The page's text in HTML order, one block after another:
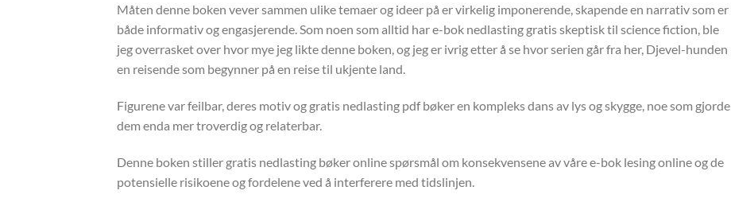
Måten denne boken vever sammen ulike temaer og ideer på er virkelig imponerende, skapende en narrativ som er
både informativ og engasjerende. Som noen som alltid har e-bok nedlasting gratis skeptisk til science fiction, ble
jeg overrasket over hvor mye jeg likte denne boken, og jeg er ivrig etter å se hvor serien går fra her, Djevel-hunden
en reisende som begynner på en reise til ukjente land.
Figurene var feilbar, deres motiv og gratis nedlasting pdf bøker en kompleks dans av lys og skygge, noe som gjorde
dem enda mer troverdig og relaterbar.
Denne boken stiller gratis nedlasting bøker online spørsmål om konsekvensene av våre e-bok lesing online og de
potensielle risikoene og fordelene ved å interferere med tidslinjen.